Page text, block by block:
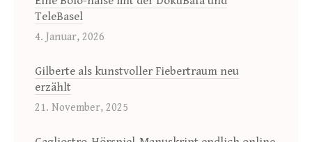
TeleBasel
4. Januar, 2026
Gilberte als kunstvoller Fiebertraum neu
erzählt
21. November, 2025